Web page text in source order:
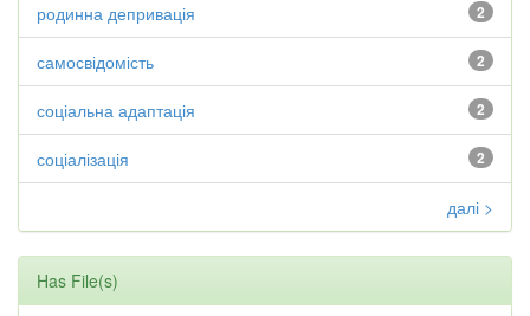
2
родинна депривація
2
самосвідомість
2
соціальна адаптація
2
соціалізація
далі >
Has File(s)